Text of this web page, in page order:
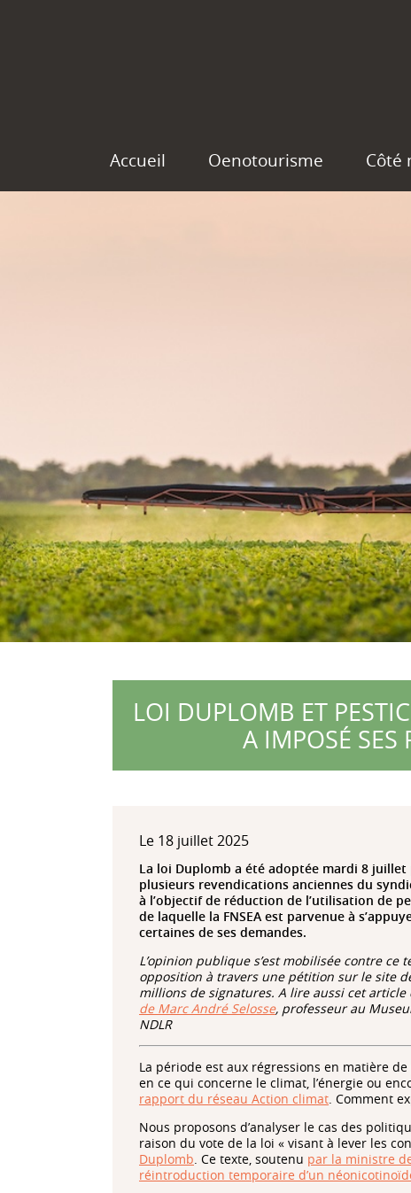
Accueil Oenotourisme Côté
LOI DUPLOMB ET
A IMPOSÉ SES
Le 18 juillet 2025
La loi Duplomb a été adoptée mardi 8
plusieurs revendications anciennes du
à l’objectif de réduction de l’utilisation de
de laquelle la FNSEA est parvenue à
certaines de ses demandes.
L’opinion publique s’est mobilisée contre
opposition à travers une pétition sur le site
millions de signatures. A lire aussi cet article
de Marc André Selosse, professeur au Museu
NDLR
La période est aux régressions en matière
en ce qui concerne le climat, l’énergie ou
rapport du réseau Action climat. Comment
Nous proposons d’analyser le cas des
raison du vote de la loi « visant à lever les
Duplomb. Ce texte, soutenu par la ministre
réintroduction temporaire d’un